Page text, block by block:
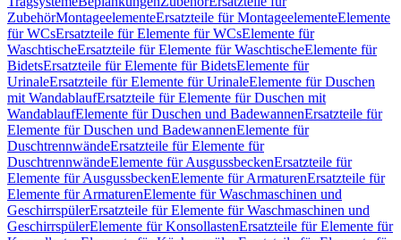
ZubehörMontageelementeErsatzteile für MontageelementeElemente
für WCsErsatzteile für Elemente für WCsElemente für
WaschtischeErsatzteile für Elemente für WaschtischeElemente für
BidetsErsatzteile für Elemente für BidetsElemente für
UrinaleErsatzteile für Elemente für UrinaleElemente für Duschen
mit WandablaufErsatzteile für Elemente für Duschen mit
WandablaufElemente für Duschen und BadewannenErsatzteile für
Elemente für Duschen und BadewannenElemente für
DuschtrennwändeErsatzteile für Elemente für
DuschtrennwändeElemente für AusgussbeckenErsatzteile für
Elemente für AusgussbeckenElemente für ArmaturenErsatzteile für
Elemente für ArmaturenElemente für Waschmaschinen und
GeschirrspülerErsatzteile für Elemente für Waschmaschinen und
GeschirrspülerElemente für KonsollastenErsatzteile für Elemente für